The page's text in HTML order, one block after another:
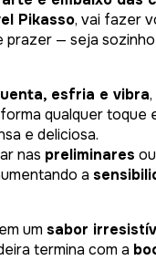
Pikasso, vai fazer
prazer — seja
esfria e vibra
qualquer toque
e deliciosa.
nas preliminares
a
um sabor
termina com a